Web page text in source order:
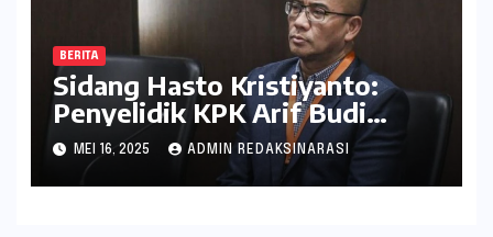
BERITA
Sidang Hasto Kristiyanto:
Penyelidik KPK Arif Budi
Raharjo Dihadirkan sebagai
Saksi Kunci
MEI 16, 2025 ADMIN REDAKSINARASI